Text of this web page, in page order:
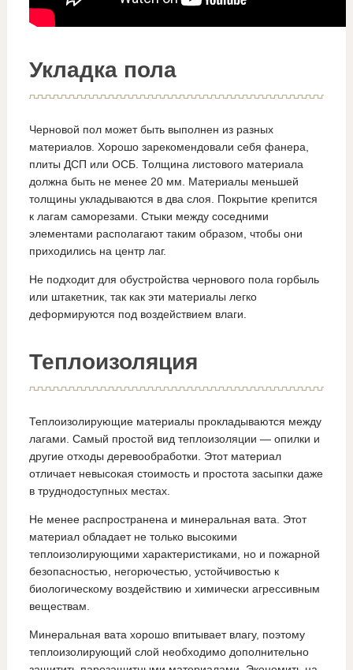
Укладка пола
Черновой пол может быть выполнен из разных
материалов. Хорошо зарекомендовали себя фанера,
плиты ДСП или ОСБ. Толщина листового материала
должна быть не менее 20 мм. Материалы меньшей
толщины укладываются в два слоя. Покрытие крепится
к лагам саморезами. Стыки между соседними
элементами располагают таким образом, чтобы они
приходились на центр лаг.
Не подходит для обустройства чернового пола горбыль
или штакетник, так как эти материалы легко
деформируются под воздействием влаги.
Теплоизоляция
Теплоизолирующие материалы прокладываются между
лагами. Самый простой вид теплоизоляции — опилки и
другие отходы деревообработки. Этот материал
отличает невысокая стоимость и простота засыпки даже
в труднодоступных местах.
Не менее распространена и минеральная вата. Этот
материал обладает не только высокими
теплоизолирующими характеристиками, но и пожарной
безопасностью, негорючестью, устойчивостью к
биологическому воздействию и химически агрессивным
веществам.
Минеральная вата хорошо впитывает влагу, поэтому
теплоизолирующий слой необходимо дополнительно